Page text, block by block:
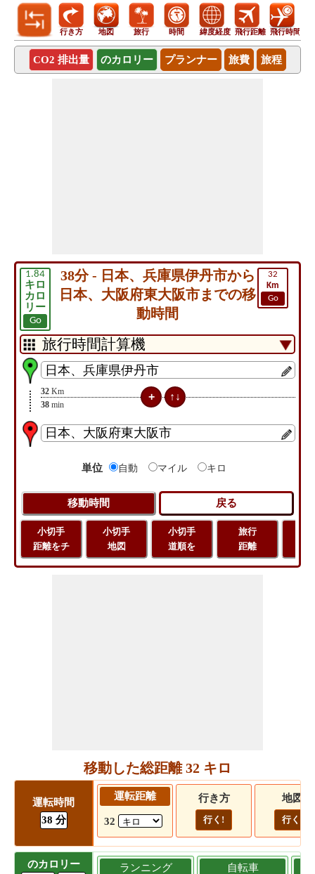
行き方 地図 旅行 時間 緯度経度 飛行距離 飛行時間
CO2 排出量 のカロリー プランナー 旅費 旅程
1.84
キロ
カロ
リー
Go
32
Km
Go
38分 - 日本、兵庫県伊丹市から
日本、大阪府東大阪市までの移
動時間
32 Km
38 min
単位 自動 マイル キロ
小切手
距離をチ
小切手
地図
小切手
道順を
旅行
距離
移動した総距離 32 キロ
運転時間
38 分
運転距離
32
行き方
行く!
地図
行く!
のカロリー
ランニング
自転車